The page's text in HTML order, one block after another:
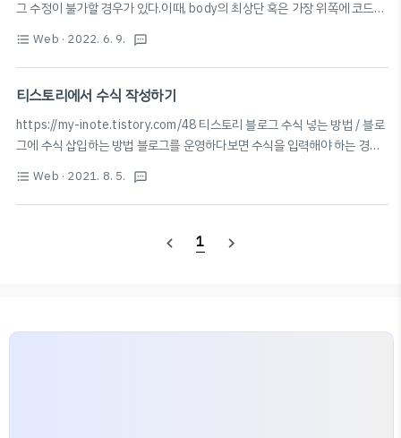
manual로 letsencrypt로 인증서를 만들면
/private/etc/letsencrypt/archive/[사이트주소] 에
그 수정이 불가할 경우가 있다.이때, body의 최상단 혹은 가장 위쪽에 코드를
format_list_bulleted Web · 2022. 6. 9. textsms
티스토리에서 수식 작성하기
https://my-inote.tistory.com/48 티스토리 블로그 수식 넣는 방법 / 블로
그에 수식 삽입하는 방법 블로그를 운영하다보면 수식을 입력해야 하는 경우
방법에 대해서 설명 드리겠습니다. 크게 두 가지 방법이 있는데 my-
inote.tistory.com 헤드 태그에 아래 코드 삽입 * 수식 쉽게 작성하는 웹사이
editor and browser-based math equation editor Copy and paste
format_list_bulleted Web · 2021. 8. 5. textsms
navigate_before 1 navigate_next